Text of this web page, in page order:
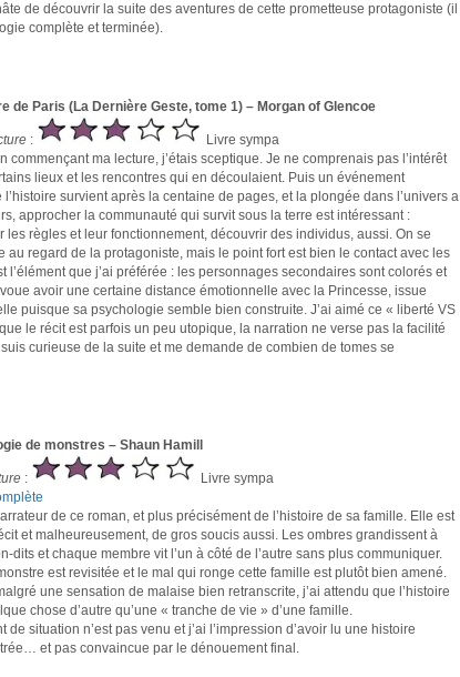
de découvrir la suite des aventures de cette prometteuse protagoniste (il
complète et terminée).
de Paris (La Dernière Geste, tome 1) – Morgan of Glencoe
:
Livre sympa
commençant ma lecture, j’étais sceptique. Je ne comprenais pas l’intérêt
lieux et les rencontres qui en découlaient. Puis un événement
l’histoire survient après la centaine de pages, et la plongée dans l’univers a
approcher la communauté qui survit sous la terre est intéressant :
les règles et leur fonctionnement, découvrir des individus, aussi. On se
au regard de la protagoniste, mais le point fort est bien le contact avec les
l’élément que j’ai préférée : les personnages secondaires sont colorés et
avoir une certaine distance émotionnelle avec la Princesse, issue
puisque sa psychologie semble bien construite. J’ai aimé ce « liberté VS
le récit est parfois un peu utopique, la narration ne verse pas la facilité
curieuse de la suite et me demande de combien de tomes se
de monstres – Shaun Hamill
:
Livre sympa
de ce roman, et plus précisément de l’histoire de sa famille. Elle est
et malheureusement, de gros soucis aussi. Les ombres grandissent à
dits et chaque membre vit l’un à côté de l’autre sans plus communiquer.
est revisitée et le mal qui ronge cette famille est plutôt bien amené.
une sensation de malaise bien retranscrite, j’ai attendu que l’histoire
chose d’autre qu’une « tranche de vie » d’une famille.
situation n’est pas venu et j’ai l’impression d’avoir lu une histoire
et pas convaincue par le dénouement final.